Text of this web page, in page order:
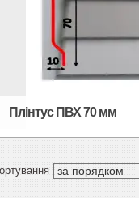
Плінтус ПВХ 70 мм